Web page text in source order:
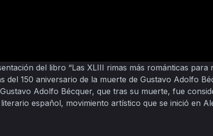
del libro “Las XLIII rimas más románticas para
del 150 aniversario de la muerte de Gustavo Adolfo
Adolfo Bécquer, que tras su muerte, fue
español, movimiento artístico que se inició en